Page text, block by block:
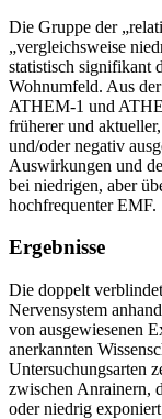
Die Gruppe der
„vergleichsweise
statistisch signifikant
Wohnumfeld. Aus
ATHEM-1 und
früherer und
und/oder negativ
Auswirkungen und
bei niedrigen, aber
hochfrequenter EMF.
Ergebnisse
Die doppelt
Nervensystem
von ausgewiesenen
anerkannten
Untersuchungsarten
zwischen Anrainern,
oder niedrig